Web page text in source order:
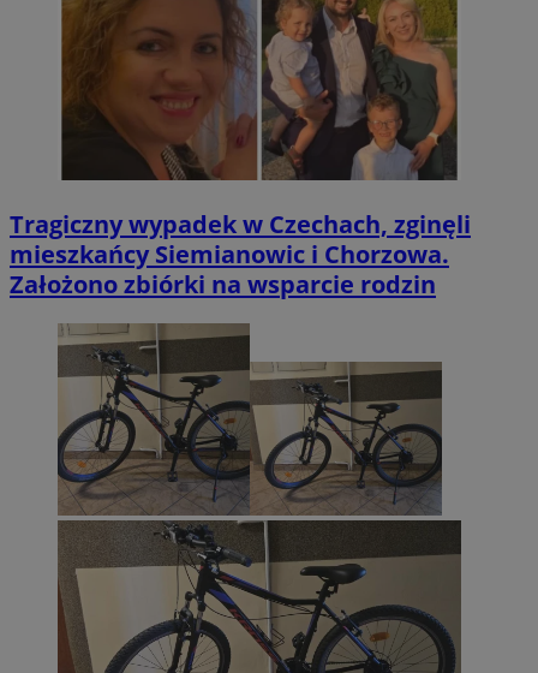
Tragiczny wypadek w Czechach, zginęli
mieszkańcy Siemianowic i Chorzowa.
Założono zbiórki na wsparcie rodzin